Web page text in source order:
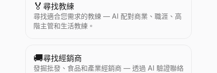
🏅 尋找教練
尋找適合您需求的教練 — AI 配對商業、職涯、高
階主管和生活教練。
🚚尋找經銷商
發掘批發、食品和產業經銷商 — 透過 AI 驗證聯絡